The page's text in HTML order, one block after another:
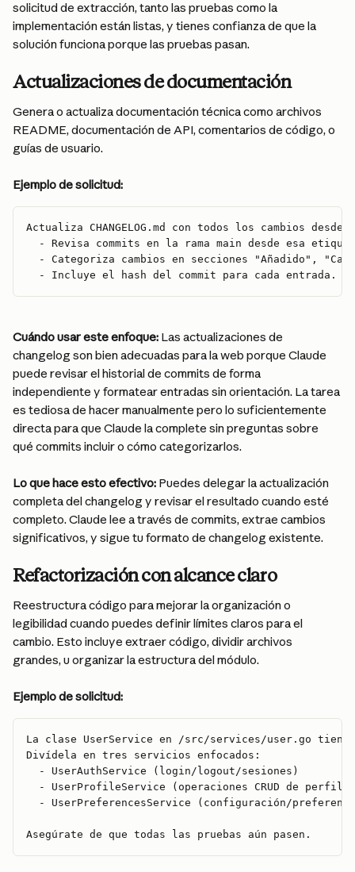
solicitud de extracción, tanto las pruebas como la
implementación están listas, y tienes confianza de que la
solución funciona porque las pruebas pasan.
Actualizaciones de documentación
Genera o actualiza documentación técnica como archivos
README, documentación de API, comentarios de código, o
guías de usuario.
Ejemplo de solicitud:
Actualiza CHANGELOG.md con todos los cambios
- Revisa commits en la rama main desde esa
- Categoriza cambios en secciones "Añadido",
  - Incluye el hash del commit para cada entrada.
Cuándo usar este enfoque: Las actualizaciones de
changelog son bien adecuadas para la web porque Claude
puede revisar el historial de commits de forma
independiente y formatear entradas sin orientación. La tarea
es tediosa de hacer manualmente pero lo suficientemente
directa para que Claude la complete sin preguntas sobre
qué commits incluir o cómo categorizarlos.
Lo que hace esto efectivo: Puedes delegar la actualización
completa del changelog y revisar el resultado cuando esté
completo. Claude lee a través de commits, extrae cambios
significativos, y sigue tu formato de changelog existente.
Refactorización con alcance claro
Reestructura código para mejorar la organización o
legibilidad cuando puedes definir límites claros para el
cambio. Esto incluye extraer código, dividir archivos
grandes, u organizar la estructura del módulo.
Ejemplo de solicitud:
La clase UserService en /src/services/user.go
Divídela en tres servicios enfocados:
  - UserAuthService (login/logout/sesiones)
  - UserProfileService (operaciones CRUD de perfil)
- UserPreferencesService (configuración/
Asegúrate de que todas las pruebas aún pasen.